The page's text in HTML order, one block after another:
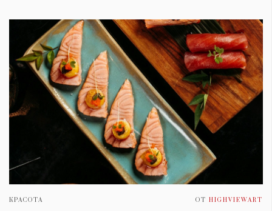
КРАСОТА ОТ HIGHVIEWART